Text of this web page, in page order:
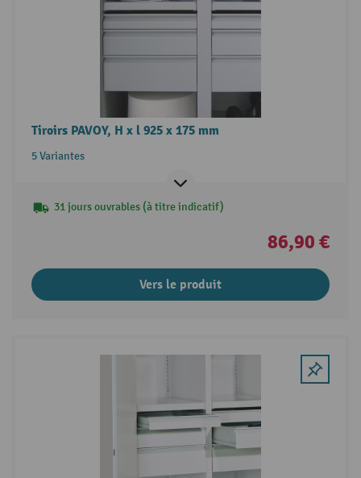
Tiroirs PAVOY, H x l 925 x 175 mm
5 Variantes
31 jours ouvrables (à titre indicatif)
86,90 €
Vers le produit